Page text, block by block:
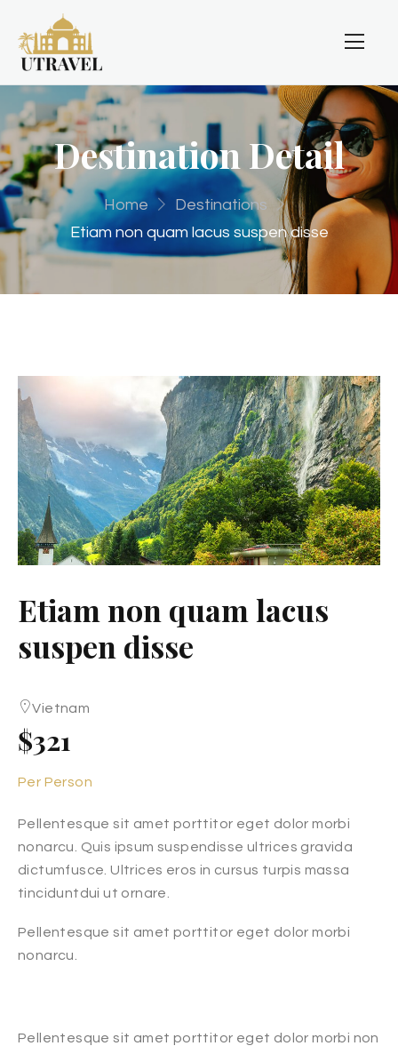
Destination Detail
Home
Destinations
Etiam non quam lacus suspen disse
Etiam non quam lacus
suspen disse
Vietnam
$321
Per Person
Pellentesque sit amet porttitor eget dolor morbi
nonarcu. Quis ipsum suspendisse ultrices gravida
dictumfusce. Ultrices eros in cursus turpis massa
tinciduntdui ut ornare.
Pellentesque sit amet porttitor eget dolor morbi
nonarcu.
Pellentesque sit amet porttitor eget dolor morbi non